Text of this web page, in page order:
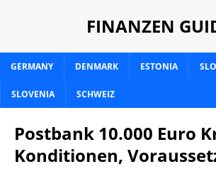
FINANZEN
GERMANY DENMARK ESTONIA
SLOVENIA SCHWEIZ
Postbank 10.000 Euro
Konditionen,